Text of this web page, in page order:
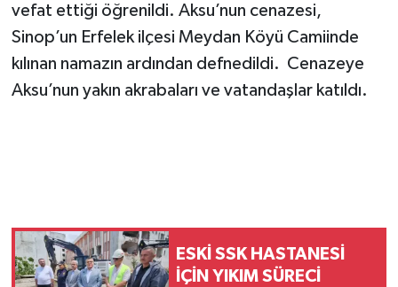
vefat ettiği öğrenildi. Aksu’nun cenazesi,
Sinop’un Erfelek ilçesi Meydan Köyü Camiinde
kılınan namazın ardından defnedildi. Cenazeye
Aksu’nun yakın akrabaları ve vatandaşlar katıldı.
ESKİ SSK HASTANESİ
İÇİN YIKIM SÜRECİ